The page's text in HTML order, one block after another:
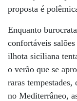
proposta é
Enquanto
confortáveis
ilhota siciliana
o verão que se
raras tempestades,
no Mediterrâneo,